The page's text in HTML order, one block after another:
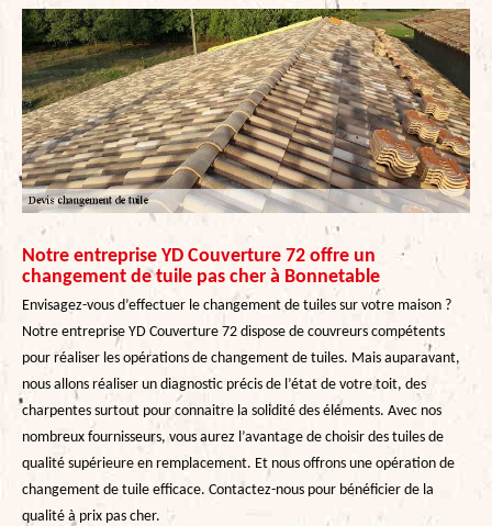
Notre entreprise YD Couverture 72 offre un
changement de tuile pas cher à Bonnetable
Envisagez-vous d’effectuer le changement de tuiles sur votre maison ?
Notre entreprise YD Couverture 72 dispose de couvreurs compétents
pour réaliser les opérations de changement de tuiles. Mais auparavant,
nous allons réaliser un diagnostic précis de l’état de votre toit, des
charpentes surtout pour connaitre la solidité des éléments. Avec nos
nombreux fournisseurs, vous aurez l’avantage de choisir des tuiles de
qualité supérieure en remplacement. Et nous offrons une opération de
changement de tuile efficace. Contactez-nous pour bénéficier de la
qualité à prix pas cher.